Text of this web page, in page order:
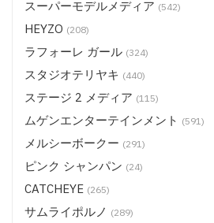
スーパーモデルメディア (542)
HEYZO (208)
ラフォーレ ガール (324)
スタジオテリヤキ (440)
ステージ 2 メディア (115)
ムゲンエンターテインメント (591)
メルシーボークー (291)
ピンク シャンパン (24)
CATCHEYE (265)
サムライポルノ (289)